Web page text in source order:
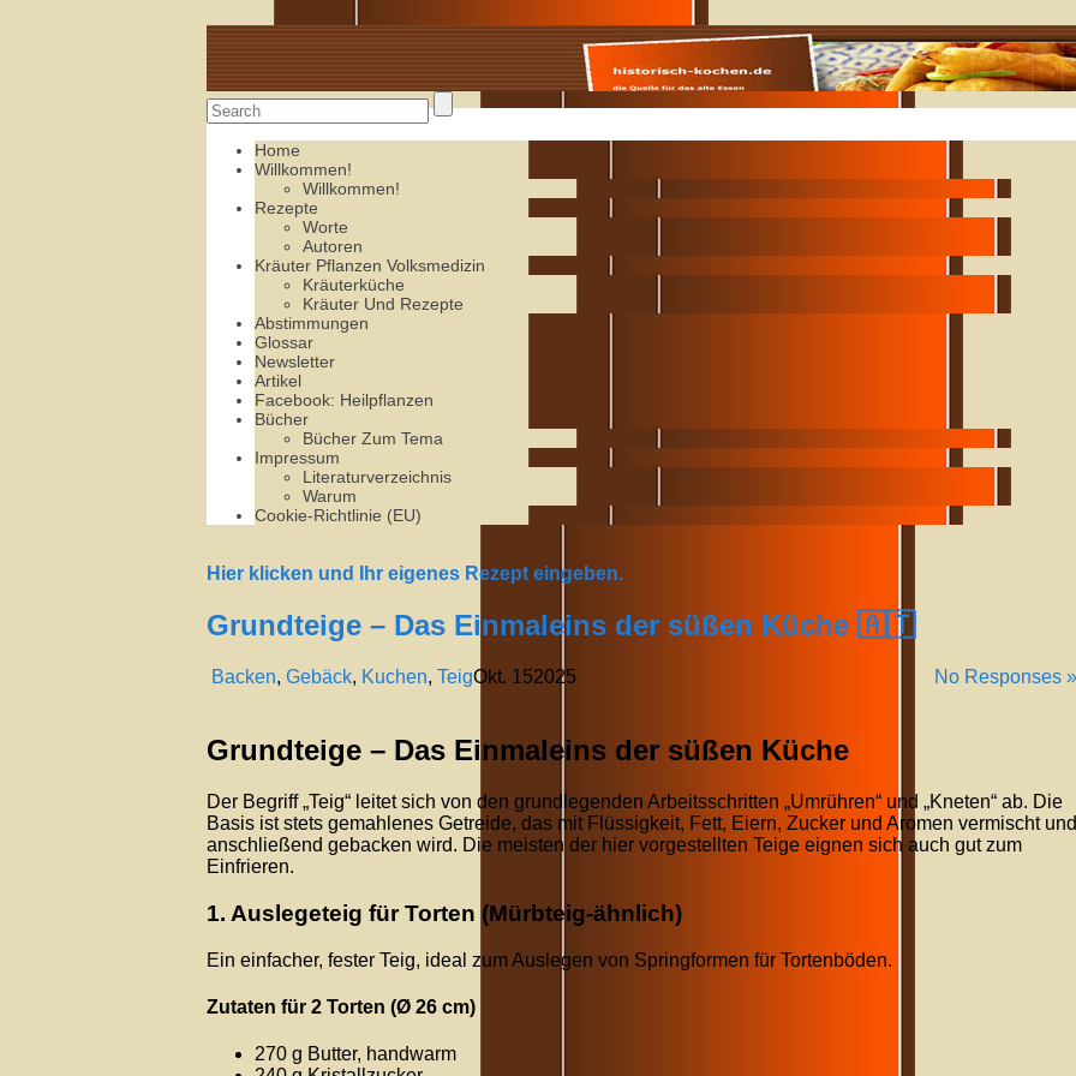
Alte Rezepte online
Home
Willkommen!
Willkommen!
Rezepte
Worte
Autoren
Kräuter Pflanzen Volksmedizin
Kräuterküche
Kräuter Und Rezepte
Abstimmungen
Glossar
Newsletter
Artikel
Facebook: Heilpflanzen
Bücher
Bücher Zum Tema
Impressum
Literaturverzeichnis
Warum
Cookie-Richtlinie (EU)
Hier klicken und Ihr eigenes Rezept eingeben.
Grundteige – Das Einmaleins der süßen Küche 🇦🇹
Backen, Gebäck, Kuchen, Teig No Responses »
Okt. 152025
Grundteige – Das Einmaleins der süßen Küche
Der Begriff „Teig“ leitet sich von den grundlegenden Arbeitsschritten „Umrühren“ und „Kneten“ ab. Die
Basis ist stets gemahlenes Getreide, das mit Flüssigkeit, Fett, Eiern, Zucker und Aromen vermischt und
anschließend gebacken wird. Die meisten der hier vorgestellten Teige eignen sich auch gut zum
Einfrieren.
1. Auslegeteig für Torten (Mürbteig-ähnlich)
Ein einfacher, fester Teig, ideal zum Auslegen von Springformen für Tortenböden.
Zutaten für 2 Torten (Ø 26 cm)
270 g Butter, handwarm